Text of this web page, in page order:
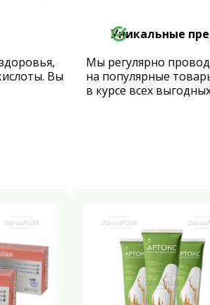
Вы
Уникальные
Мы регулярно
на популярные
в курсе всех